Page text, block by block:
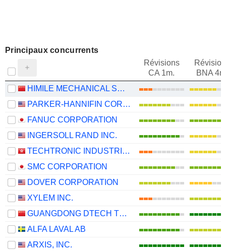
Principaux concurrents
Révisions
CA 1m.
BNA
HIMILE MECHANICAL SCIENCE AND TECHNOLOGY (SHANDONG) CO., LTD
PARKER-HANNIFIN CORPORATION
FANUC CORPORATION
INGERSOLL RAND INC.
TECHTRONIC INDUSTRIES COMPANY LIMITED
SMC CORPORATION
DOVER CORPORATION
XYLEM INC.
GUANGDONG DTECH TECHNOLOGY CO., LTD.
ALFA LAVAL AB
ARXIS, INC.